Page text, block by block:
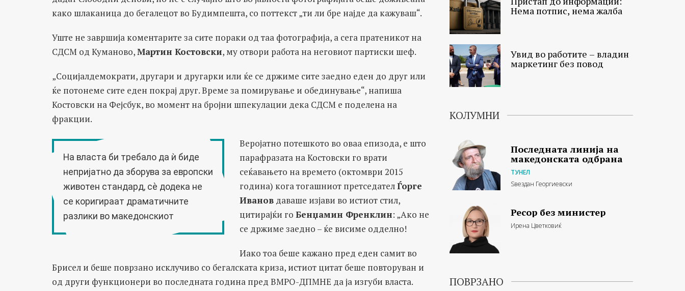
како шлаканица до бегалецот во Будимпешта, со поттекст „ти ли бре најде да кажуваш“.
Уште не завршија коментарите за сите пораки од таа фотографија, а сега пратеникот на
СДСМ oд Куманово,Мартин Костовски, му отвори работа на неговиот партиски шеф.
„Социјалдемократи, другари и другарки или ќе се држиме сите заедно еден до друг или
ќе потонеме сите еден покрај друг. Време за помирување и обединување“, напиша
Костовски на Фејсбук, во момент на бројни шпекулации дека СДСМ е поделена на
фракции.
На власта би требало да ѝ биде
непријатно да зборува за европски
животен стандард, сѐ додека не
се коригираат драматичните
разлики во македонскиот
Веројатно потешкото во оваа епизода, е што
парафразата на Костовски го врати
сеќавањето на времето (октомври 2015
година) кога тогашниот претседателЃорге
Ивановдаваше изјави во истиот стил,
цитирајќи го Бенџамин Френклин: „Ако не
се држиме заедно – ќе висиме одделно!
Иако тоа беше кажано пред еден самит во
Брисел и беше поврзано исклучиво со бегалската криза, истиот цитат беше повторуван и
од други функционери во последната година пред ВМРО-ДПМНЕ да ја изгуби власта.
Нема потпис, нема жалба
Увид во работите – владин
маркетинг без повод
КОЛУМНИ
Последната линија на
македонската одбрана
ТУНЕЛ
Ѕвездан Георгиевски
Ресор без министер
Ирена Цветковиќ
ПОВРЗАНО